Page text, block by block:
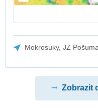
Mokrosuky, JZ
Zobrazit